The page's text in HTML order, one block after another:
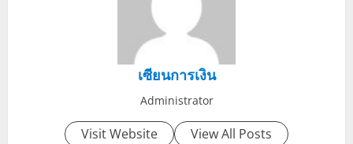
เซียนการเงิน
Administrator
Visit Website View All Posts